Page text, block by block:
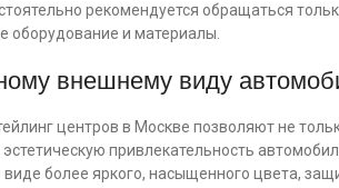
рекомендуется обращаться
оборудование и материалы.
внешнему виду
центров в Москве позволяют не
привлекательность
более яркого, насыщенного цвета,